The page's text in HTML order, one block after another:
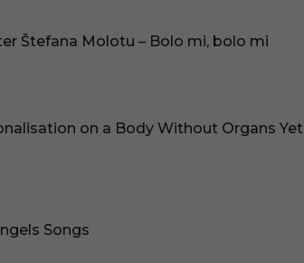
Štefana Molotu – Bolo mi, bolo mi
on a Body Without Organs Yet
Songs